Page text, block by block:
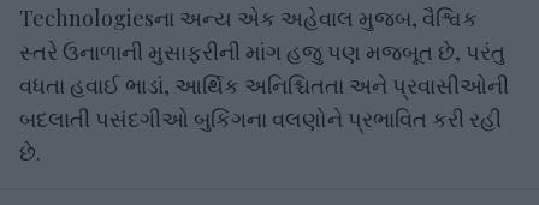
Technologiesના અન્ય એક અહેવાલ મુજબ, વૈશ્વિક
સ્તરે ઉનાળાની મુસાફરીની માંગ હજુ પણ મજબૂત છે, પરંતુ
વધતા હવાઈ ભાડાં, આર્થિક અનિશ્ચિતતા અને પ્રવાસીઓની
બદલાતી પસંદગીઓ બુકિંગના વલણોને પ્રભાવિત કરી રહી
છે.